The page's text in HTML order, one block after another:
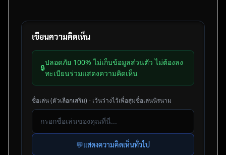
เขียนความคิดเห็น
🔒
ปลอดภัย 100% ไม่เก็บข้อมูลส่วนตัว ไม่ต้องลง
ทะเบียนร่วมแสดงความคิดเห็น
ชื่อเล่น (ตัวเลือกเสริม) - เว้นว่างไว้เพื่อสุ่มชื่อเล่นนิรนาม
💬แสดงความคิดเห็นทั่วไป